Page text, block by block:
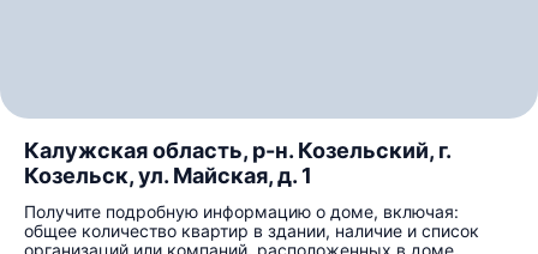
Калужская область, р-н. Козельский, г.
Козельск, ул. Майская, д. 1
Получите подробную информацию о доме, включая:
общее количество квартир в здании, наличие и список
организаций или компаний, расположенных в доме,